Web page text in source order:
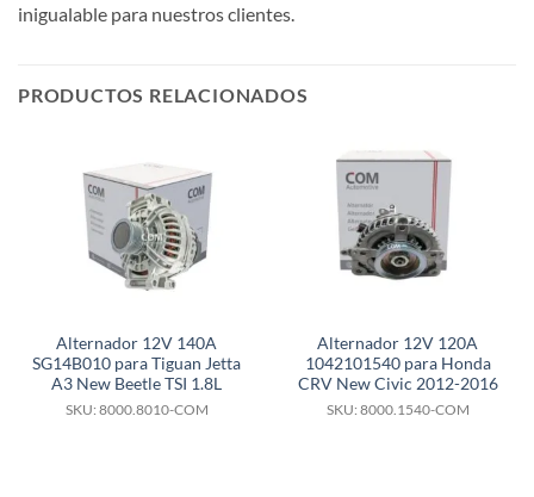
inigualable para nuestros clientes.
PRODUCTOS RELACIONADOS
Alternador 12V 140A
SG14B010 para Tiguan Jetta
A3 New Beetle TSI 1.8L
SKU: 8000.8010-COM
Alternador 12V 120A
1042101540 para Honda
CRV New Civic 2012-2016
SKU: 8000.1540-COM